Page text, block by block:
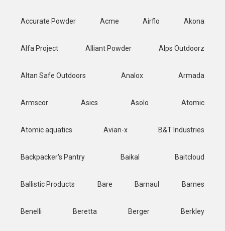
Accurate Powder Acme Airflo Akona
Alfa Project Alliant Powder Alps Outdoorz
Altan Safe Outdoors Analox Armada
Armscor Asics Asolo Atomic
Atomic aquatics Avian-x B&T Industries
Backpacker's Pantry Baikal Baitcloud
Ballistic Products Bare Barnaul Barnes
Benelli Beretta Berger Berkley